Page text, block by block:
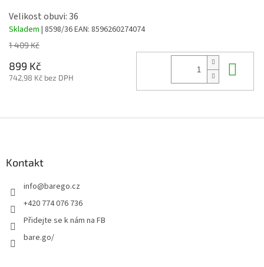
Velikost obuvi: 36
Skladem | 8598/36EAN: 8596260274074
1 409 Kč
899 Kč
742,98 Kč bez DPH
Kontakt
info@barego.cz
+420 774 076 736
Přidejte se k nám na FB
bare.go/